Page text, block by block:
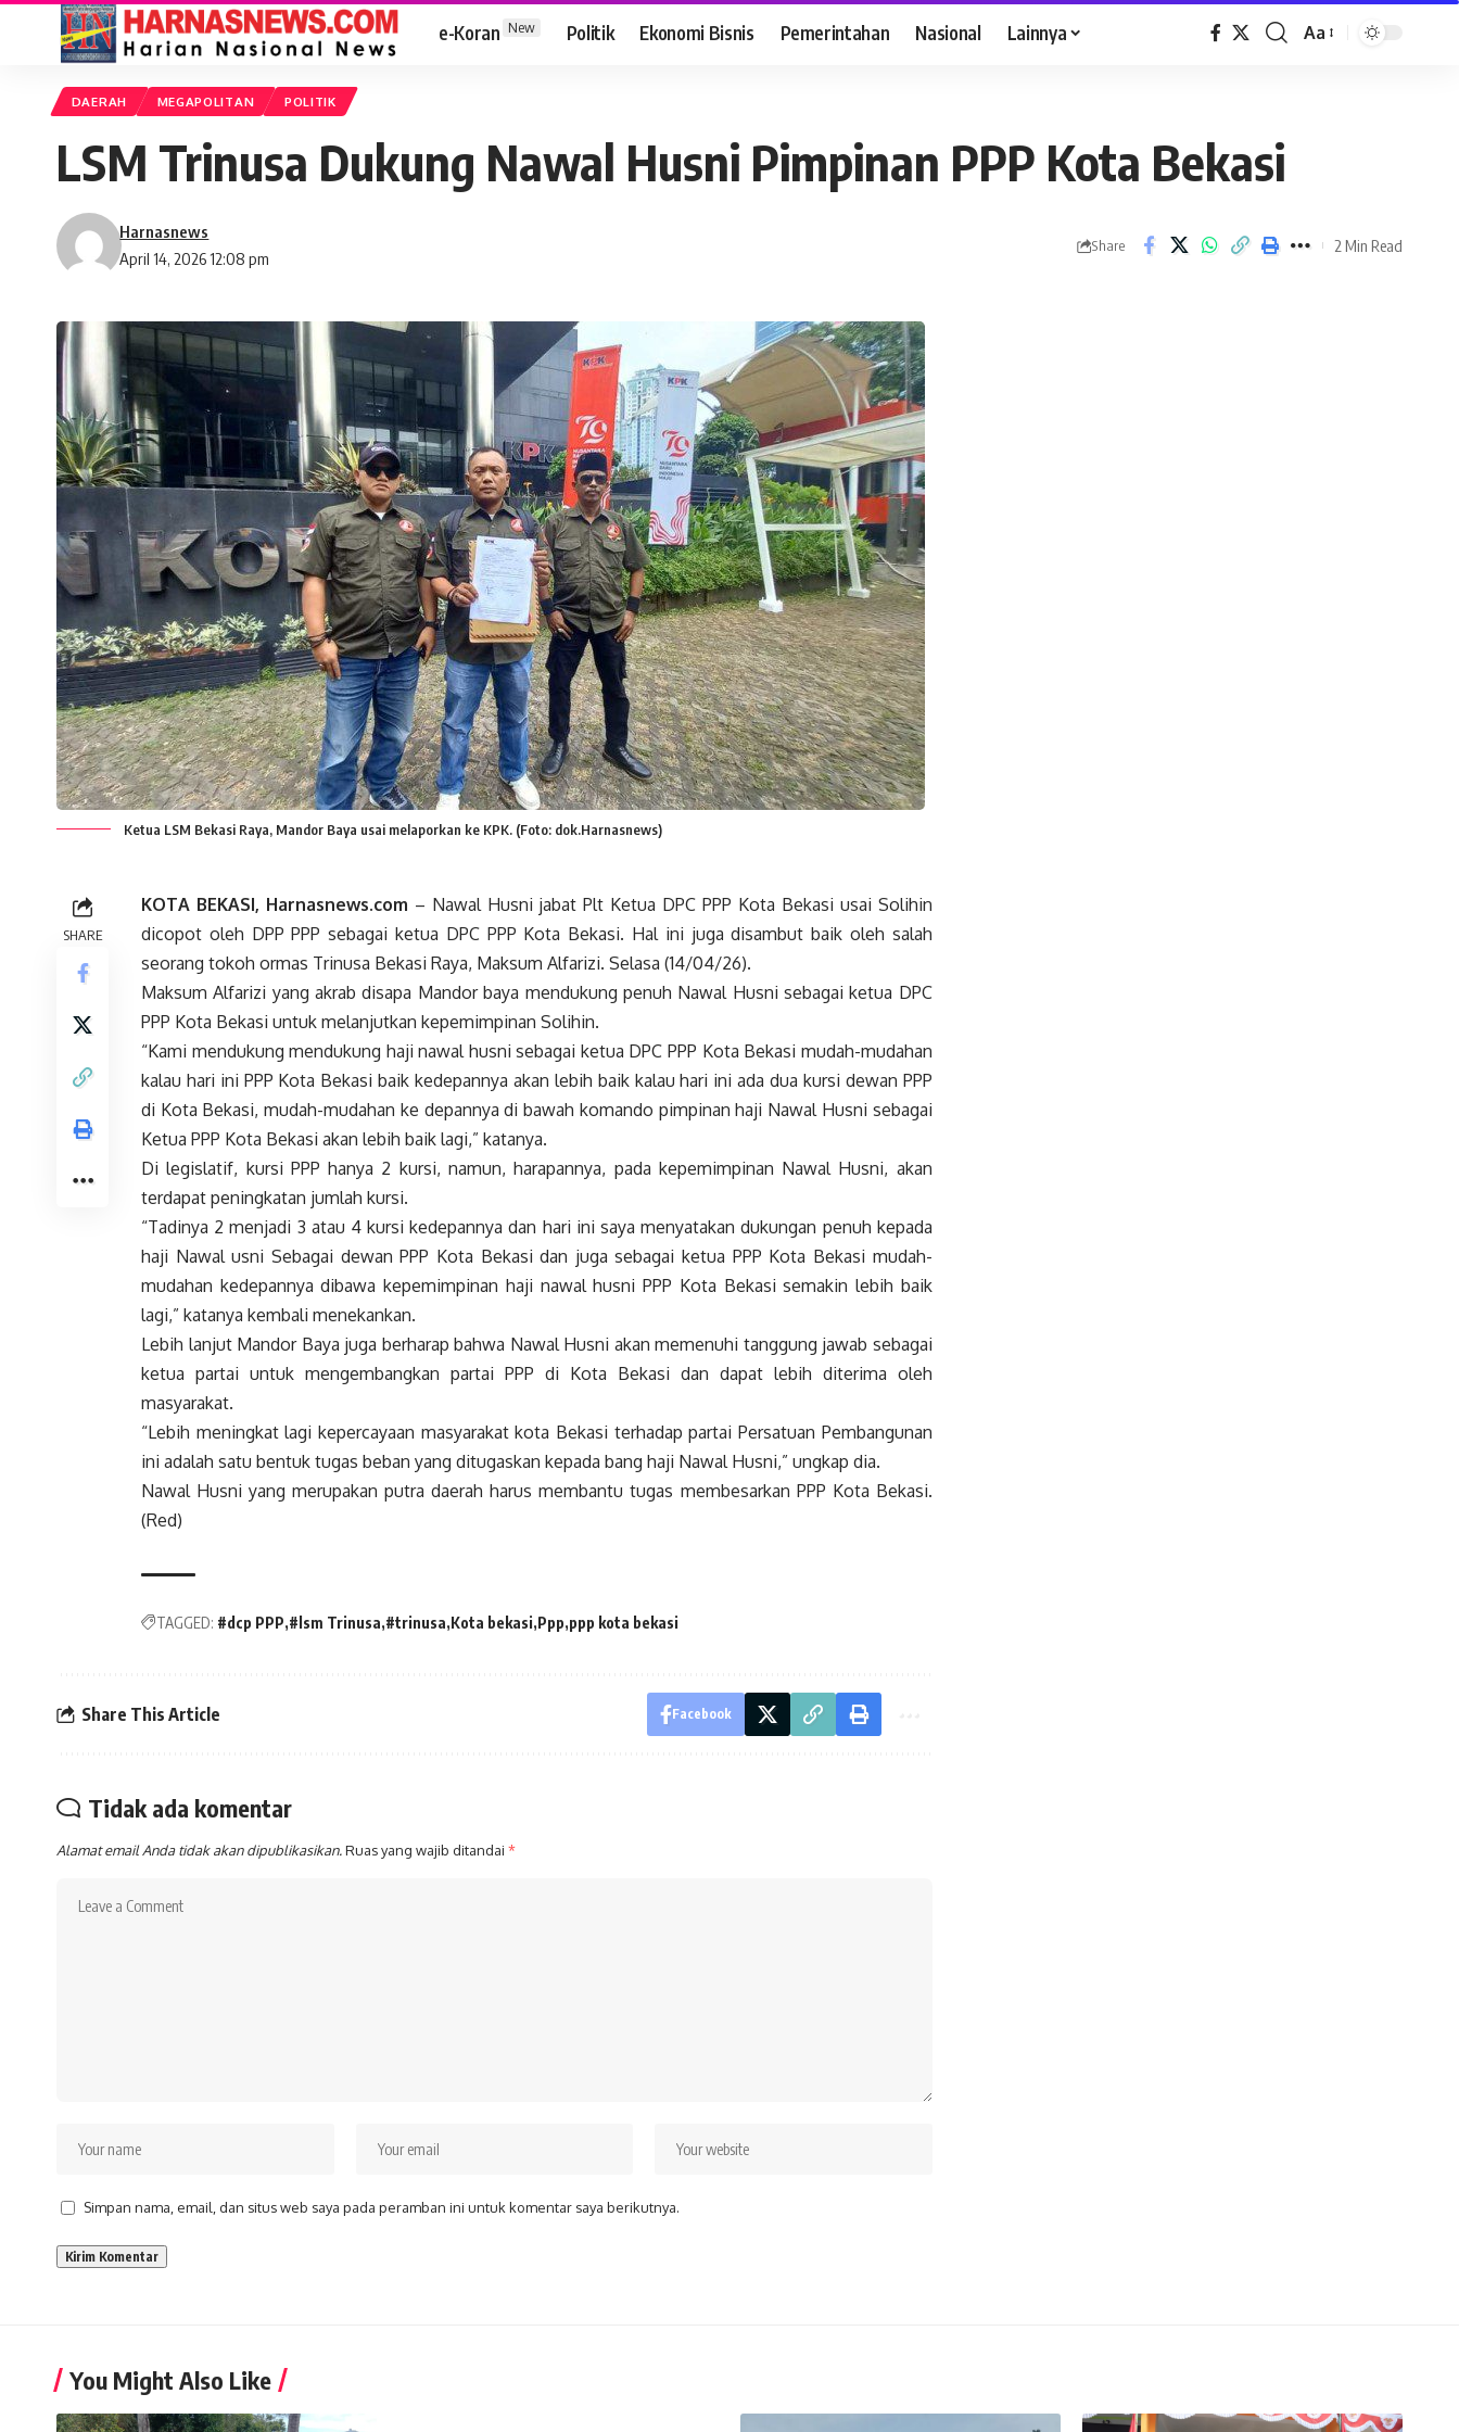
e-Koran New Politik Ekonomi Bisnis Pemerintahan Nasional Lainnya Aa
DAERAH MEGAPOLITAN POLITIK
LSM Trinusa Dukung Nawal Husni Pimpinan PPP Kota Bekasi
April 14, 2026 12:08 pm
Harnasnews
Share 2 Min Read
Ketua LSM Bekasi Raya, Mandor Baya usai melaporkan ke KPK. (Foto: dok.Harnasnews)
SHARE
KOTA BEKASI, Harnasnews.com – Nawal Husni jabat Plt Ketua DPC PPP Kota Bekasi usai Solihin
dicopot oleh DPP PPP sebagai ketua DPC PPP Kota Bekasi. Hal ini juga disambut baik oleh salah
seorang tokoh ormas Trinusa Bekasi Raya, Maksum Alfarizi. Selasa (14/04/26).
Maksum Alfarizi yang akrab disapa Mandor baya mendukung penuh Nawal Husni sebagai ketua DPC
PPP Kota Bekasi untuk melanjutkan kepemimpinan Solihin.
“Kami mendukung mendukung haji nawal husni sebagai ketua DPC PPP Kota Bekasi mudah-mudahan
kalau hari ini PPP Kota Bekasi baik kedepannya akan lebih baik kalau hari ini ada dua kursi dewan PPP
di Kota Bekasi, mudah-mudahan ke depannya di bawah komando pimpinan haji Nawal Husni sebagai
Ketua PPP Kota Bekasi akan lebih baik lagi,” katanya.
Di legislatif, kursi PPP hanya 2 kursi, namun, harapannya, pada kepemimpinan Nawal Husni, akan
terdapat peningkatan jumlah kursi.
“Tadinya 2 menjadi 3 atau 4 kursi kedepannya dan hari ini saya menyatakan dukungan penuh kepada
haji Nawal usni Sebagai dewan PPP Kota Bekasi dan juga sebagai ketua PPP Kota Bekasi mudah-
mudahan kedepannya dibawa kepemimpinan haji nawal husni PPP Kota Bekasi semakin lebih baik
lagi,” katanya kembali menekankan.
Lebih lanjut Mandor Baya juga berharap bahwa Nawal Husni akan memenuhi tanggung jawab sebagai
ketua partai untuk mengembangkan partai PPP di Kota Bekasi dan dapat lebih diterima oleh
masyarakat.
“Lebih meningkat lagi kepercayaan masyarakat kota Bekasi terhadap partai Persatuan Pembangunan
ini adalah satu bentuk tugas beban yang ditugaskan kepada bang haji Nawal Husni,” ungkap dia.
Nawal Husni yang merupakan putra daerah harus membantu tugas membesarkan PPP Kota Bekasi.
(Red)
TAGGED: #dcp PPP #lsm Trinusa #trinusa Kota bekasi Ppp ppp kota bekasi
Share This Article Facebook
Tidak ada komentar
Alamat email Anda tidak akan dipublikasikan.Ruas yang wajib ditandai *
Simpan nama, email, dan situs web saya pada peramban ini untuk komentar saya berikutnya.
You Might Also Like